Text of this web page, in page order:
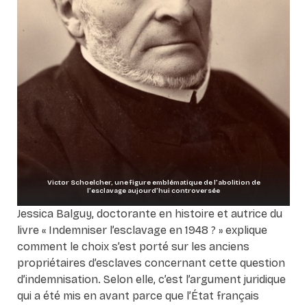
Victor Schoelcher, une figure emblématique de l’abolition de
l’esclavage aujourd’hui controversée
Jessica Balguy, doctorante en histoire et autrice du
livre « Indemniser l’esclavage en 1948 ? » explique
comment le choix s’est porté sur les anciens
propriétaires d’esclaves concernant cette question
d’indemnisation. Selon elle, c’est l’argument juridique
qui a été mis en avant parce que l’État français